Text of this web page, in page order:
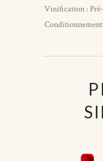
Vinification :